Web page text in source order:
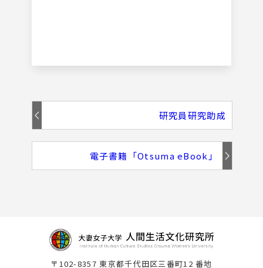
研究員研究助成
電子書籍「Otsuma eBook」
〒102-8357 東京都千代田区三番町12 番地